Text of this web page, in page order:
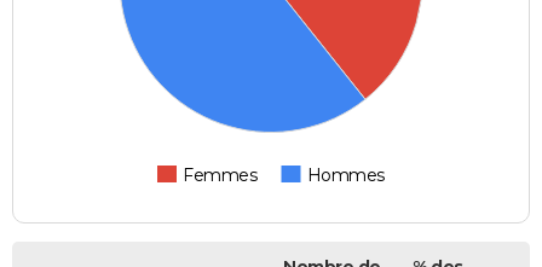
Femmes Hommes